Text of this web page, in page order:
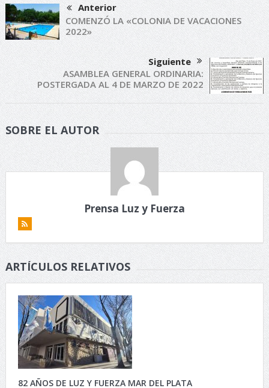
Anterior
COMENZÓ LA «COLONIA DE VACACIONES
2022»
Siguiente
ASAMBLEA GENERAL ORDINARIA:
POSTERGADA AL 4 DE MARZO DE 2022
SOBRE EL AUTOR
Prensa Luz y Fuerza
ARTÍCULOS RELATIVOS
82 AÑOS DE LUZ Y FUERZA MAR DEL PLATA